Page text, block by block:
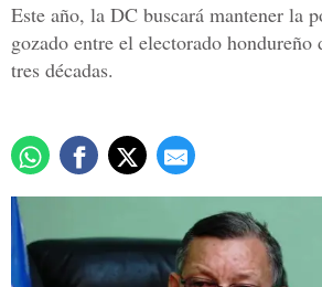
Este año, la DC buscará mantener la
gozado entre el electorado hondureño
tres décadas.